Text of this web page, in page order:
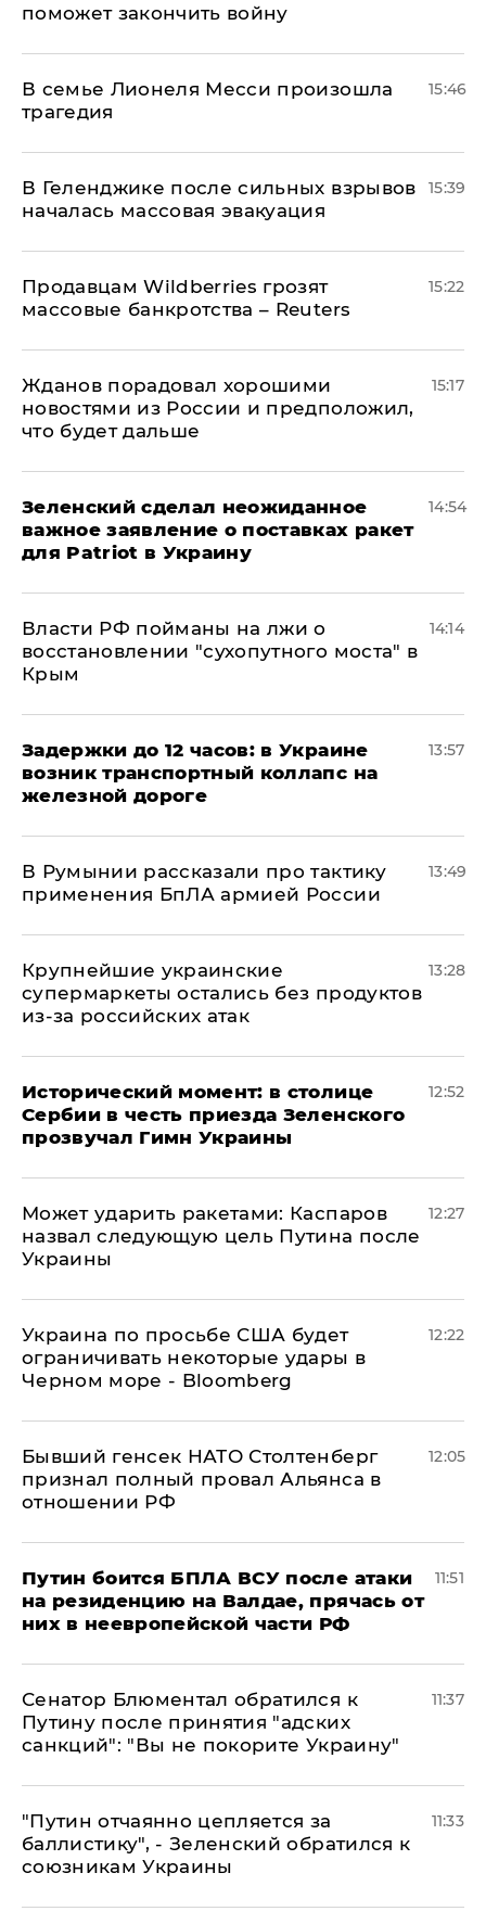
поможет закончить войну
В семье Лионеля Месси произошла
трагедия
15:46
В Геленджике после сильных взрывов
началась массовая эвакуация
15:39
Продавцам Wildberries грозят
массовые банкротства – Reuters
15:22
Жданов порадовал хорошими
новостями из России и предположил,
что будет дальше
15:17
Зеленский сделал неожиданное
важное заявление о поставках ракет
для Patriot в Украину
14:54
Власти РФ пойманы на лжи о
восстановлении "сухопутного моста" в
Крым
14:14
Задержки до 12 часов: в Украине
возник транспортный коллапс на
железной дороге
13:57
В Румынии рассказали про тактику
применения БпЛА армией России
13:49
Крупнейшие украинские
супермаркеты остались без продуктов
из-за российских атак
13:28
Исторический момент: в столице
Сербии в честь приезда Зеленского
прозвучал Гимн Украины
12:52
Может ударить ракетами: Каспаров
назвал следующую цель Путина после
Украины
12:27
Украина по просьбе США будет
ограничивать некоторые удары в
Черном море - Bloomberg
12:22
Бывший генсек НАТО Столтенберг
признал полный провал Альянса в
отношении РФ
12:05
Путин боится БПЛА ВСУ после атаки
на резиденцию на Валдае, прячась от
них в неевропейской части РФ
11:51
Сенатор Блюментал обратился к
Путину после принятия "адских
санкций": "Вы не покорите Украину"
11:37
"Путин отчаянно цепляется за
баллистику", - Зеленский обратился к
союзникам Украины
11:33